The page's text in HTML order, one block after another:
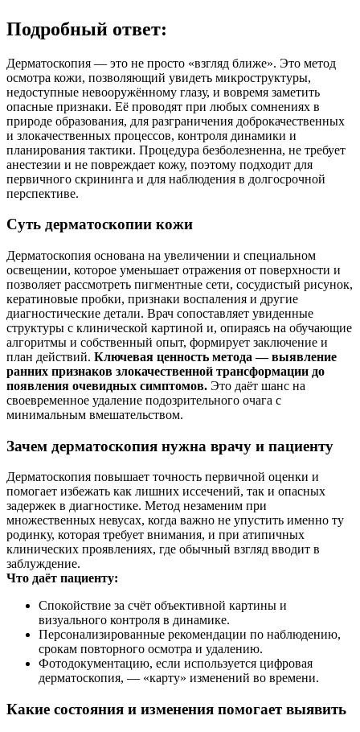
Подробный ответ:
Дерматоскопия — это не просто «взгляд ближе». Это метод
осмотра кожи, позволяющий увидеть микроструктуры,
недоступные невооружённому глазу, и вовремя заметить
опасные признаки. Её проводят при любых сомнениях в
природе образования, для разграничения доброкачественных
и злокачественных процессов, контроля динамики и
планирования тактики. Процедура безболезненна, не требует
анестезии и не повреждает кожу, поэтому подходит для
первичного скрининга и для наблюдения в долгосрочной
перспективе.
Суть дерматоскопии кожи
Дерматоскопия основана на увеличении и специальном
освещении, которое уменьшает отражения от поверхности и
позволяет рассмотреть пигментные сети, сосудистый рисунок,
кератиновые пробки, признаки воспаления и другие
диагностические детали. Врач сопоставляет увиденные
структуры с клинической картиной и, опираясь на обучающие
алгоритмы и собственный опыт, формирует заключение и
план действий. Ключевая ценность метода — выявление
ранних признаков злокачественной трансформации до
появления очевидных симптомов. Это даёт шанс на
своевременное удаление подозрительного очага с
минимальным вмешательством.
Зачем дерматоскопия нужна врачу и пациенту
Дерматоскопия повышает точность первичной оценки и
помогает избежать как лишних иссечений, так и опасных
задержек в диагностике. Метод незаменим при
множественных невусах, когда важно не упустить именно ту
родинку, которая требует внимания, и при атипичных
клинических проявлениях, где обычный взгляд вводит в
заблуждение.
Что даёт пациенту:
Спокойствие за счёт объективной картины и
визуального контроля в динамике.
Персонализированные рекомендации по наблюдению,
срокам повторного осмотра и удалению.
Фотодокументацию, если используется цифровая
дерматоскопия, — «карту» изменений во времени.
Какие состояния и изменения помогает выявить